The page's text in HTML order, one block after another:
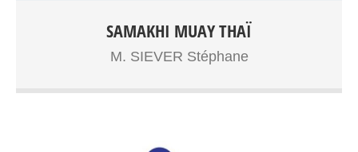
Boxe Thaïlandaise à partir de 7ans, adolescents, adultes
Entrainements: Gymnase Dupouy
SAMAKHI MUAY THAÏ
M. SIEVER Stéphane